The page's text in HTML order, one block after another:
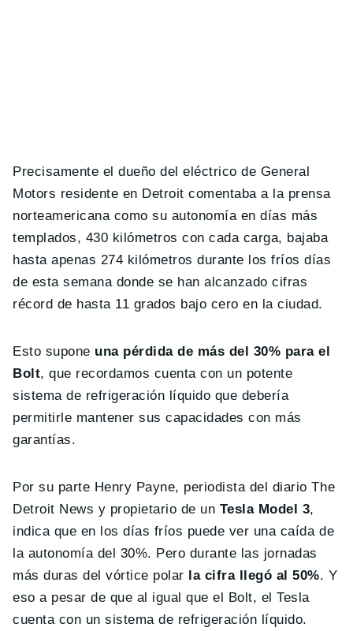
Precisamente el dueño del eléctrico de General
Motors residente en Detroit comentaba a la prensa
norteamericana como su autonomía en días más
templados, 430 kilómetros con cada carga, bajaba
hasta apenas 274 kilómetros durante los fríos días
de esta semana donde se han alcanzado cifras
récord de hasta 11 grados bajo cero en la ciudad.
Esto supone una pérdida de más del 30% para el
Bolt, que recordamos cuenta con un potente
sistema de refrigeración líquido que debería
permitirle mantener sus capacidades con más
garantías.
Por su parte Henry Payne, periodista del diario The
Detroit News y propietario de un Tesla Model 3,
indica que en los días fríos puede ver una caída de
la autonomía del 30%. Pero durante las jornadas
más duras del vórtice polar la cifra llegó al 50%. Y
eso a pesar de que al igual que el Bolt, el Tesla
cuenta con un sistema de refrigeración líquido.